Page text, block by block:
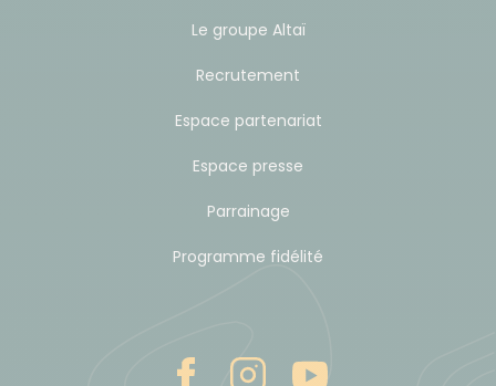
Le groupe Altaï
Recrutement
Espace partenariat
Espace presse
Parrainage
Programme fidélité